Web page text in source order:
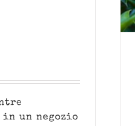
un negozio